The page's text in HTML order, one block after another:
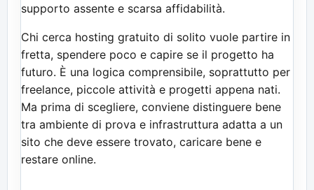
supporto assente e scarsa affidabilità.
Chi cerca hosting gratuito di solito vuole partire in
fretta, spendere poco e capire se il progetto ha
futuro. È una logica comprensibile, soprattutto per
freelance, piccole attività e progetti appena nati.
Ma prima di scegliere, conviene distinguere bene
tra ambiente di prova e infrastruttura adatta a un
sito che deve essere trovato, caricare bene e
restare online.